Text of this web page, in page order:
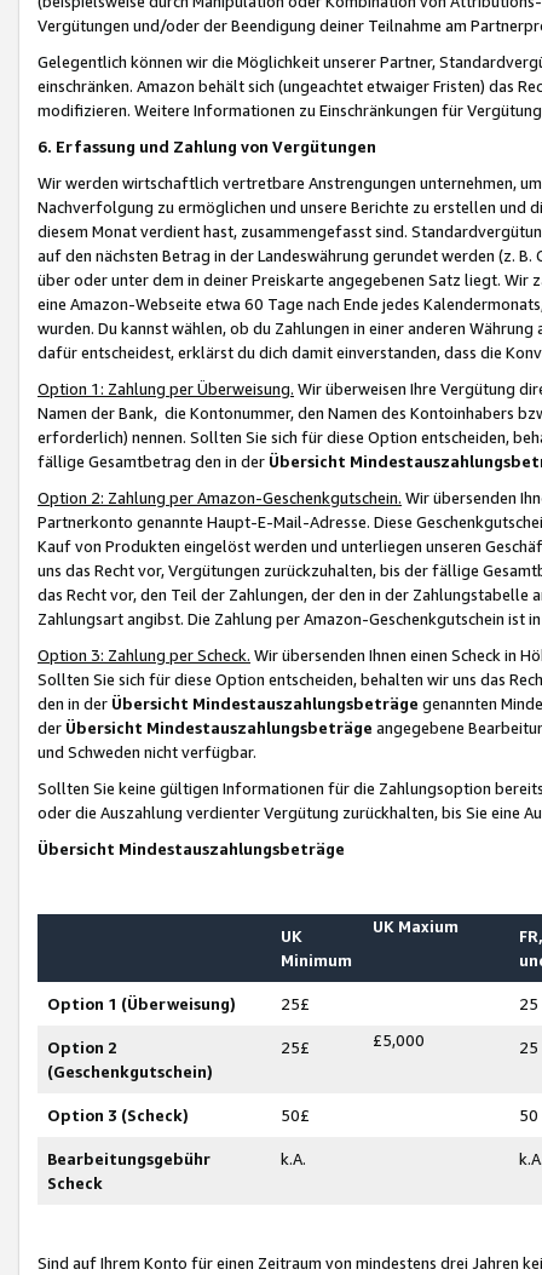
Vergütungen und/oder der Beendigung deiner Teilnahme am
Gelegentlich können wir die Möglichkeit unserer Partner,
einschränken. Amazon behält sich (ungeachtet etwaiger Fristen) das
modifizieren. Weitere Informationen zu Einschränkungen für
6. Erfassung und Zahlung von Vergütungen
Wir werden wirtschaftlich vertretbare Anstrengungen unternehmen,
Nachverfolgung zu ermöglichen und unsere Berichte zu erstellen und
diesem Monat verdient hast, zusammengefasst sind.
auf den nächsten Betrag in der Landeswährung gerundet werden (z.
über oder unter dem in deiner Preiskarte angegebenen Satz liegt.
eine Amazon-Webseite etwa 60 Tage nach Ende jedes
wurden. Du kannst wählen, ob du Zahlungen in einer anderen
dafür entscheidest, erklärst du dich damit einverstanden, dass die
Option 1: Zahlung per Überweisung. Wir überweisen Ihre Vergütung
Namen der Bank, die Kontonummer, den Namen des Kontoinhabers
erforderlich) nennen. Sollten Sie sich für diese Option entscheiden,
fällige Gesamtbetrag den in der Übersicht
Option 2: Zahlung per Amazon-Geschenkgutschein. Wir übersenden
Partnerkonto genannte Haupt-E-Mail-Adresse. Diese
Kauf von Produkten eingelöst werden und unterliegen unseren
uns das Recht vor, Vergütungen zurückzuhalten, bis der fällige
das Recht vor, den Teil der Zahlungen, der den in der
Zahlungsart angibst. Die Zahlung per Amazon-Geschenkgutschein ist
Option 3: Zahlung per Scheck. Wir übersenden Ihnen einen Scheck in
Sollten Sie sich für diese Option entscheiden, behalten wir uns das
den in der Übersicht Mindestauszahlungsbeträge genannten
der Übersicht Mindestauszahlungsbeträge angegebene
und Schweden nicht verfügbar.
Sollten Sie keine gültigen Informationen für die Zahlungsoption
oder die Auszahlung verdienter Vergütung zurückhalten, bis Sie
Übersicht Mindestauszahlungsbeträge
UK
Minimum
UK Maxium
Option 1 (Überweisung) 25£ 25
Option 2
(Geschenkgutschein)
25£ £5,000 25
Option 3 (Scheck) 50£ 50
Bearbeitungsgebühr
Scheck
k.A.
Sind auf Ihrem Konto für einen Zeitraum von mindestens drei Jahren